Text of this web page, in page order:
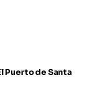
Puerto de Santa